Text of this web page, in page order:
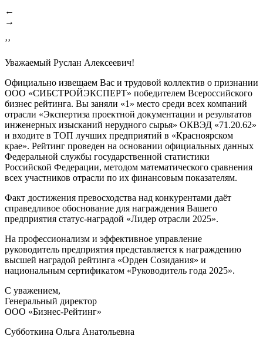
←
→
’’
Уважаемый Руслан Алексеевич!
Официально извещаем Вас и трудовой коллектив о признании
ООО «СИБСТРОЙЭКСПЕРТ» победителем Всероссийского
бизнес рейтинга. Вы заняли «1» место среди всех компаний
отрасли «Экспертиза проектной документации и результатов
инженерных изысканий нерудного сырья» ОКВЭД «71.20.62»
и входите в ТОП лучших предприятий в «Красноярском
крае». Рейтинг проведен на основании официальных данных
Федеральной службы государственной статистики
Российской Федерации, методом математического сравнения
всех участников отрасли по их финансовым показателям.
Факт достижения превосходства над конкурентами даёт
справедливое обоснование для награждения Вашего
предприятия статус-наградой «Лидер отрасли 2025».
На профессионализм и эффективное управление
руководитель предприятия представляется к награждению
высшей наградой рейтинга «Орден Созидания» и
национальным сертификатом «Руководитель года 2025».
С уважением,
Генеральный директор
ООО «Бизнес-Рейтинг»
Субботкина Ольга Анатольевна